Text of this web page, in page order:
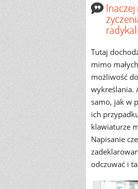
Tutaj
mimo
możliwość
wykreślania.
samo, jak w
ich
klawiaturze
Napisanie
odczuwać i